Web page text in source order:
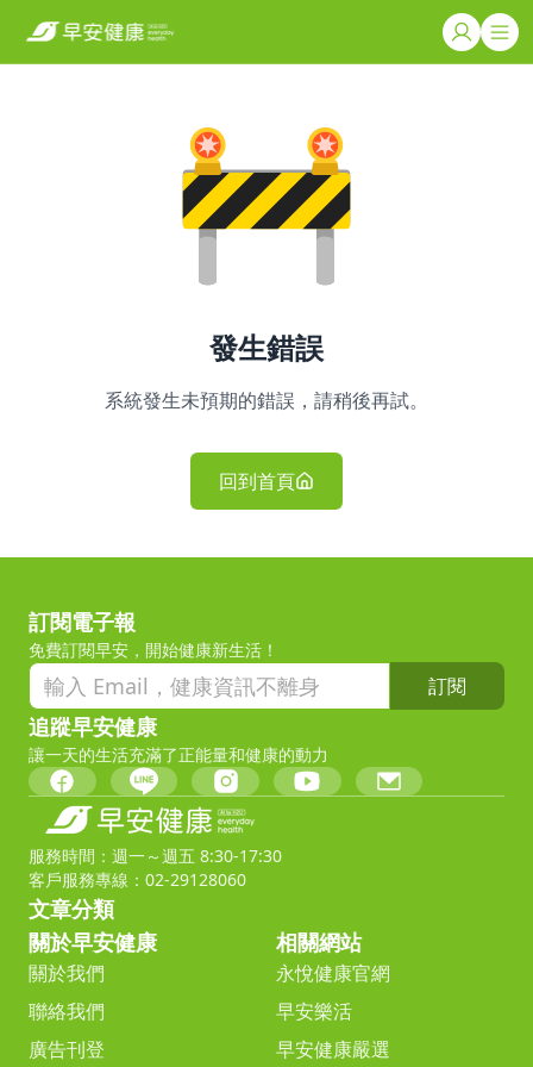
發生錯誤
系統發生未預期的錯誤，請稍後再試。
回到首頁
訂閱電子報
免費訂閱早安，開始健康新生活！
訂閱
追蹤早安健康
讓一天的生活充滿了正能量和健康的動力
服務時間：週一～週五 8:30-17:30
客戶服務專線：02-29128060
文章分類
關於早安健康
關於我們
聯絡我們
廣告刊登
相關網站
永悅健康官網
早安樂活
早安健康嚴選